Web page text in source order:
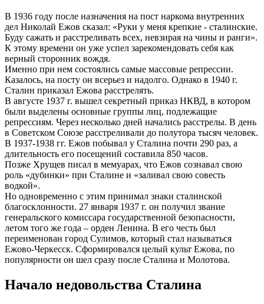
В 1936 году после назначения на пост наркома внутренних
дел Николай Ежов сказал: «Руки у меня крепкие - сталинские.
Буду сажать и расстреливать всех, невзирая на чины и ранги».
К этому времени он уже успел зарекомендовать себя как
верный сторонник вождя.
Именно при нем состоялись самые массовые репрессии.
Казалось, на посту он всерьез и надолго. Однако в 1940 г.
Сталин приказал Ежова расстрелять.
В августе 1937 г. вышел секретный приказ НКВД, в котором
были выделены основные группы лиц, подлежащие
репрессиям. Через несколько дней начались расстрелы. В день
в Советском Союзе расстреливали до полутора тысяч человек.
В 1937-1938 гг. Ежов побывал у Сталина почти 290 раз, а
длительность его посещений составила 850 часов.
Позже Хрущев писал в мемуарах, что Ежов сознавал свою
роль «дубинки» при Сталине и «заливал свою совесть
водкой».
Но одновременно с этим принимал знаки сталинской
благосклонности. 27 января 1937 г. он получил звание
генеральского комиссара государственной безопасности,
летом того же года – орден Ленина. В его честь был
переименован город Сулимов, который стал называться
Ежово-Черкесск. Сформировался целый культ Ежова, по
популярности он шел сразу после Сталина и Молотова.
Начало недовольства Сталина